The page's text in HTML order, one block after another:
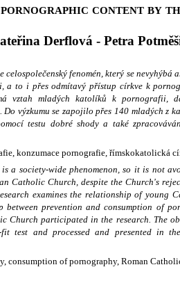
pornographic content by
Derflová - Petra
celospolečenský fenomén, který se nevyhýbá
a to i přes odmítavý přístup církve k
vztah mladých katolíků k pornografii,
Do výzkumu se zapojilo přes 140 mladých z
testu dobré shody a také
konzumace pornografie, římskokatolická
a society-wide phenomenon, so it is not
Catholic Church, despite the Church's
examines the relationship of young
prevention and consumption of
Church participated in the research. The
fit test and processed and presented in
consumption of pornography, Roman